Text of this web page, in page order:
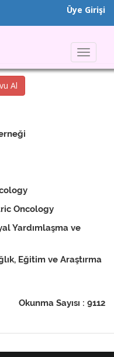
Üye Girişi
Toggle
Al
Oncology
Yardımlaşma ve
Eğitim ve Araştırma
Okunma Sayısı : 9112